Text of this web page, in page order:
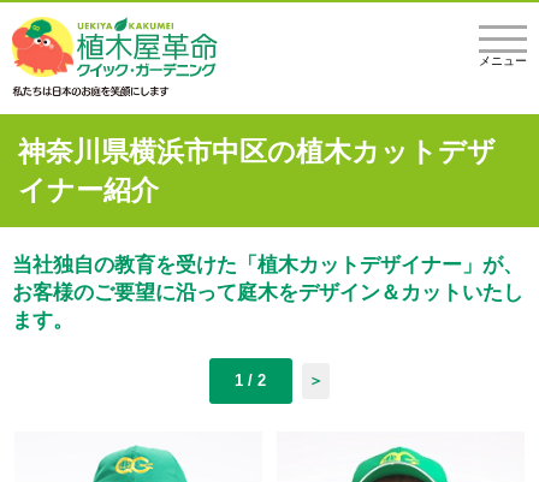
メニュー
神奈川県横浜市中区の植木カットデザ
イナー紹介
当社独自の教育を受けた「植木カットデザイナー」が、
お客様のご要望に沿って庭木をデザイン＆カットいたし
ます。
1 / 2 ＞